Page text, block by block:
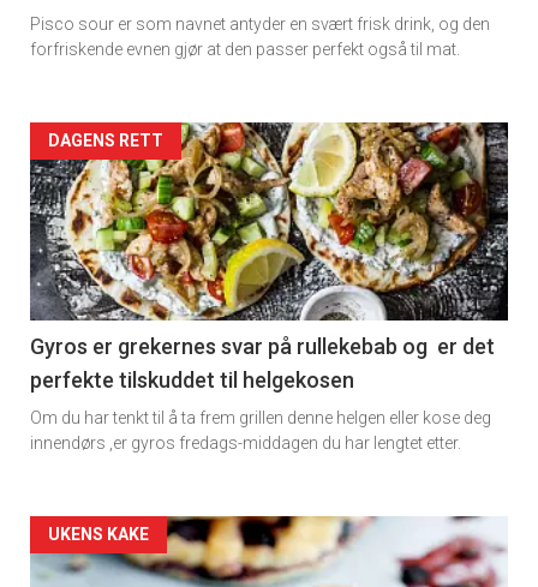
rett
Pisco sour er som navnet antyder en svært frisk drink, og den
forfriskende evnen gjør at den passer perfekt også til mat.
Artikler
detail
-
section
11
Dagens
rett
DAGENS RETT
Gyros er grekernes svar på rullekebab og er det
perfekte tilskuddet til helgekosen
Om du har tenkt til å ta frem grillen denne helgen eller kose deg
innendørs ,er gyros fredags-middagen du har lengtet etter.
Artikler
UKENS KAKE